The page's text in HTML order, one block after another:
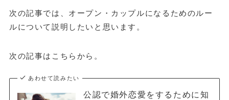
次の記事では、オープン・カップルになるためのルー
ルについて説明したいと思います。
次の記事はこちらから。
あわせて読みたい
公認で婚外恋愛をするために知